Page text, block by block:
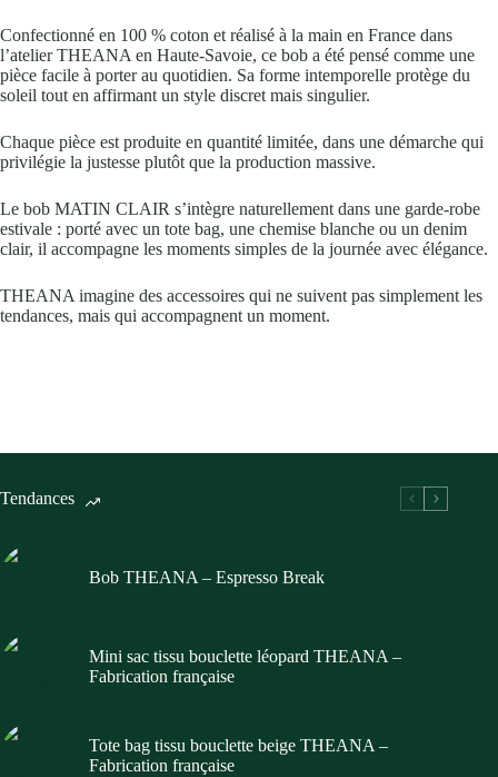
Confectionné en 100 % coton et réalisé à la main en France dans
l’atelier THEANA en Haute-Savoie, ce bob a été pensé comme une
pièce facile à porter au quotidien. Sa forme intemporelle protège du
soleil tout en affirmant un style discret mais singulier.
Chaque pièce est produite en quantité limitée, dans une démarche qui
privilégie la justesse plutôt que la production massive.
Le bob MATIN CLAIR s’intègre naturellement dans une garde-robe
estivale : porté avec un tote bag, une chemise blanche ou un denim
clair, il accompagne les moments simples de la journée avec élégance.
THEANA imagine des accessoires qui ne suivent pas simplement les
tendances, mais qui accompagnent un moment.
Tendances
Bob THEANA – Espresso Break
Mini sac tissu bouclette léopard THEANA –
Fabrication française
Tote bag tissu bouclette beige THEANA –
Fabrication française